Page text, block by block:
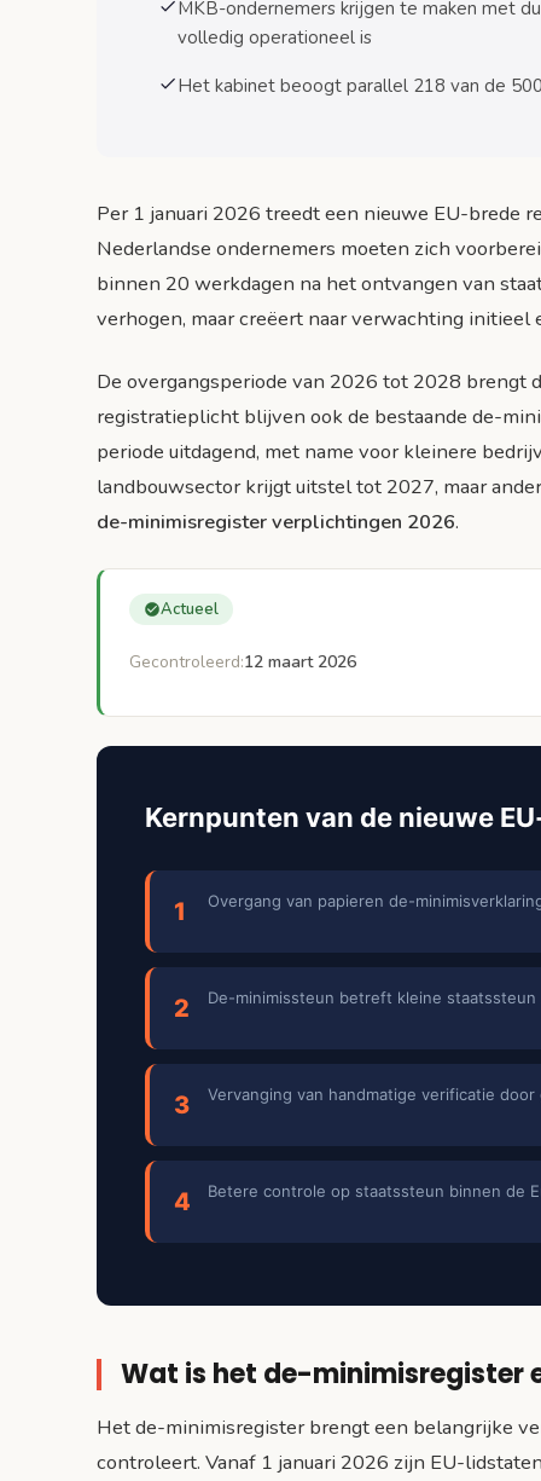
Sectorspecifieke impact en voorbeelden
Horeca en detailhandel
Rol van accountants en adviseurs
Nieuwe dienstverlening
Automatisering en software
Ervaringen in andere EU-landen
Lessen voor Nederlandse implementatie
Toekomstperspectief en ontwikkelingen
Uitbreiding naar andere steunvormen
Conclusie en aanbevelingen
Bronnen
MKB-ondernemers krijgen te maken met
volledig operationeel is
Het kabinet beoogt parallel 218 van de
Per 1 januari 2026 treedt een nieuwe EU-brede
Nederlandse ondernemers moeten zich
binnen 20 werkdagen na het ontvangen van
verhogen, maar creëert naar verwachting
De overgangsperiode van 2026 tot 2028 brengt
registratieplicht blijven ook de bestaande de-
periode uitdagend, met name voor kleinere
landbouwsector krijgt uitstel tot 2027, maar
de-minimisregister verplichtingen 2026.
Actueel
Gecontroleerd:12 maart 2026
Kernpunten van de nieuwe
1 Overgang van papieren de-
2 De-minimissteun betreft kleine
3 Vervanging van handmatige verificatie
4 Betere controle op staatssteun binnen de
Wat is het de-minimisregister
Het de-minimisregister brengt een belangrijke
controleert. Vanaf 1 januari 2026 zijn EU-